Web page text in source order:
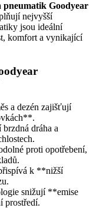
pneumatik Goodyear
nejvyšší
jsou ideální
komfort a vynikající
a dezén zajišťují
dráha a
proti opotřebení,
k **nižší
snižují **emise
prostředí.